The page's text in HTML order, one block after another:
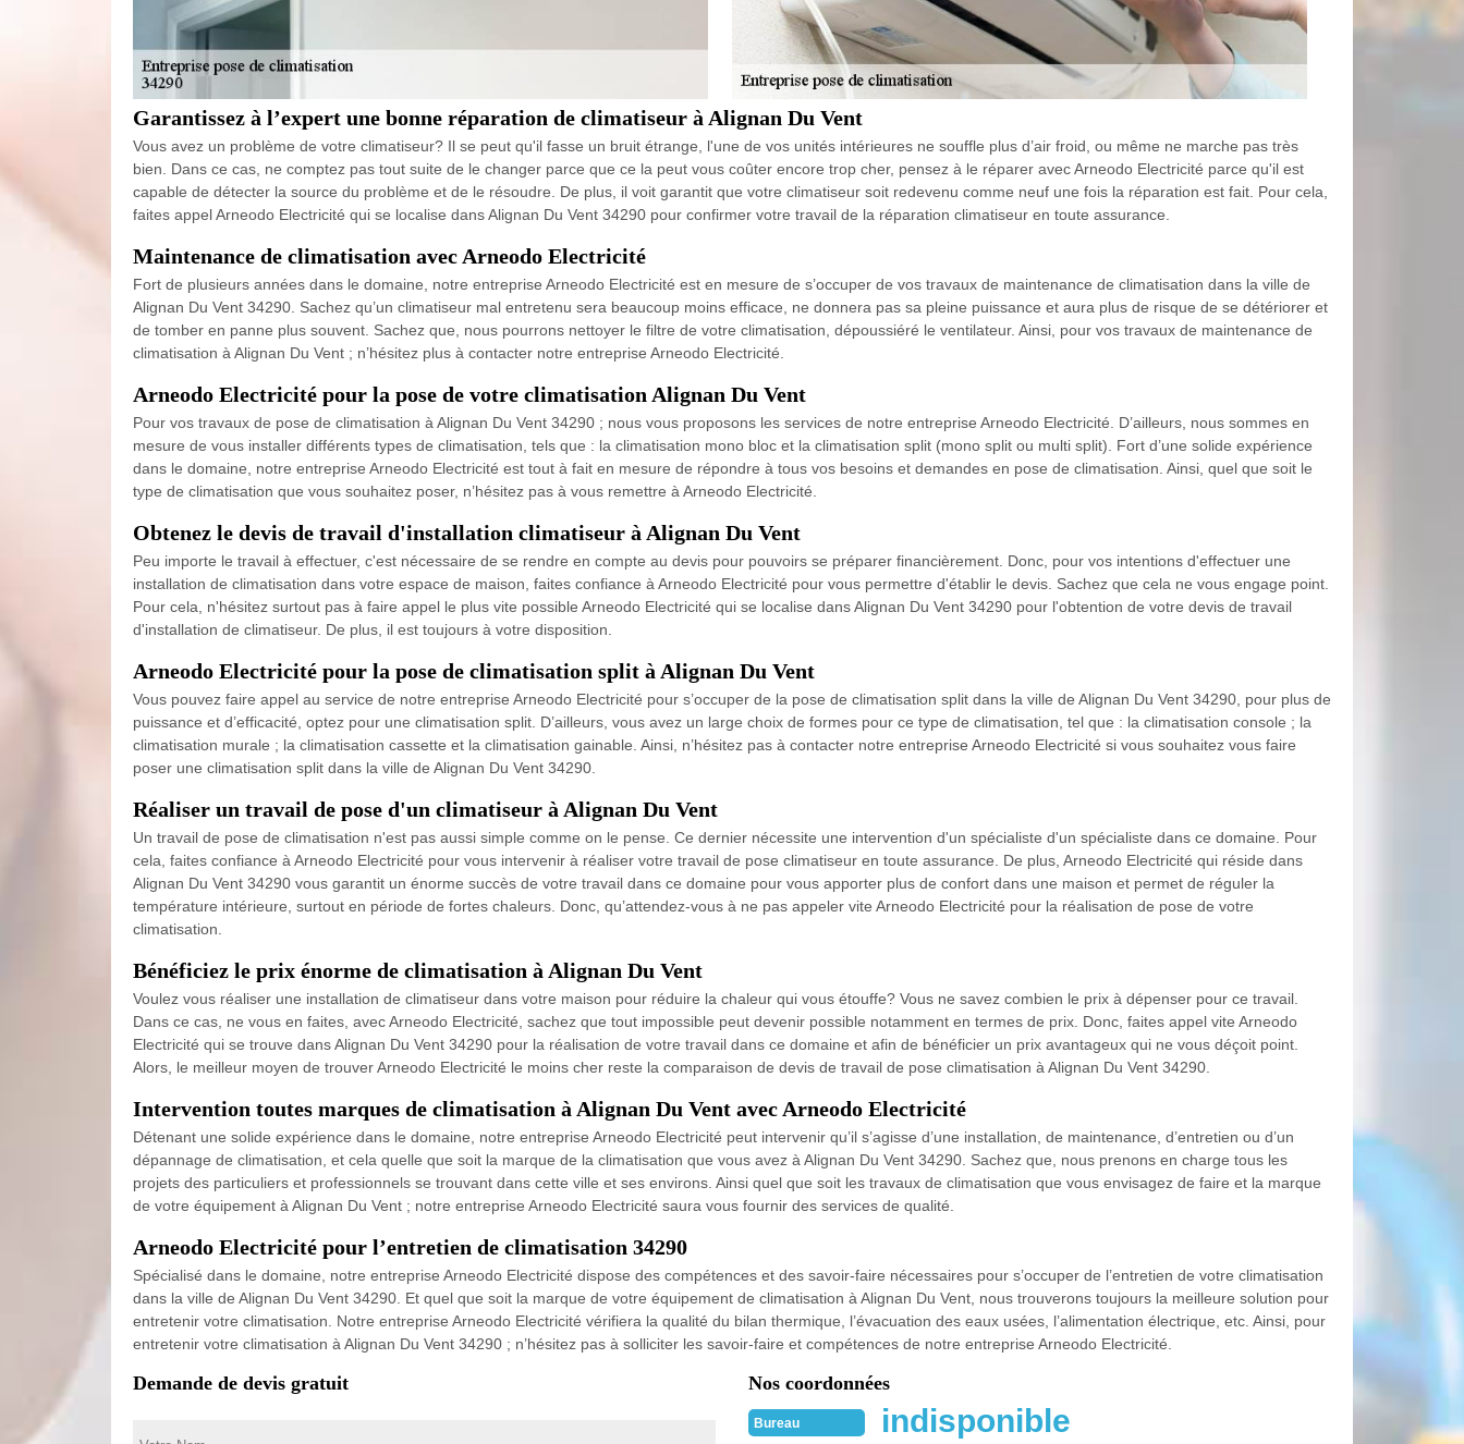
Garantissez à l’expert une bonne réparation de climatiseur à Alignan Du Vent
Vous avez un problème de votre climatiseur? Il se peut qu'il fasse un bruit étrange, l'une de vos unités intérieures ne souffle plus d’air froid, ou même ne marche pas très
bien. Dans ce cas, ne comptez pas tout suite de le changer parce que ce la peut vous coûter encore trop cher, pensez à le réparer avec Arneodo Electricité parce qu'il est
capable de détecter la source du problème et de le résoudre. De plus, il voit garantit que votre climatiseur soit redevenu comme neuf une fois la réparation est fait. Pour cela,
faites appel Arneodo Electricité qui se localise dans Alignan Du Vent 34290 pour confirmer votre travail de la réparation climatiseur en toute assurance.
Maintenance de climatisation avec Arneodo Electricité
Fort de plusieurs années dans le domaine, notre entreprise Arneodo Electricité est en mesure de s’occuper de vos travaux de maintenance de climatisation dans la ville de
Alignan Du Vent 34290. Sachez qu’un climatiseur mal entretenu sera beaucoup moins efficace, ne donnera pas sa pleine puissance et aura plus de risque de se détériorer et
de tomber en panne plus souvent. Sachez que, nous pourrons nettoyer le filtre de votre climatisation, dépoussiéré le ventilateur. Ainsi, pour vos travaux de maintenance de
climatisation à Alignan Du Vent ; n’hésitez plus à contacter notre entreprise Arneodo Electricité.
Arneodo Electricité pour la pose de votre climatisation Alignan Du Vent
Pour vos travaux de pose de climatisation à Alignan Du Vent 34290 ; nous vous proposons les services de notre entreprise Arneodo Electricité. D’ailleurs, nous sommes en
mesure de vous installer différents types de climatisation, tels que : la climatisation mono bloc et la climatisation split (mono split ou multi split). Fort d’une solide expérience
dans le domaine, notre entreprise Arneodo Electricité est tout à fait en mesure de répondre à tous vos besoins et demandes en pose de climatisation. Ainsi, quel que soit le
type de climatisation que vous souhaitez poser, n’hésitez pas à vous remettre à Arneodo Electricité.
Obtenez le devis de travail d'installation climatiseur à Alignan Du Vent
Peu importe le travail à effectuer, c'est nécessaire de se rendre en compte au devis pour pouvoirs se préparer financièrement. Donc, pour vos intentions d'effectuer une
installation de climatisation dans votre espace de maison, faites confiance à Arneodo Electricité pour vous permettre d'établir le devis. Sachez que cela ne vous engage point.
Pour cela, n'hésitez surtout pas à faire appel le plus vite possible Arneodo Electricité qui se localise dans Alignan Du Vent 34290 pour l'obtention de votre devis de travail
d'installation de climatiseur. De plus, il est toujours à votre disposition.
Arneodo Electricité pour la pose de climatisation split à Alignan Du Vent
Vous pouvez faire appel au service de notre entreprise Arneodo Electricité pour s’occuper de la pose de climatisation split dans la ville de Alignan Du Vent 34290, pour plus de
puissance et d’efficacité, optez pour une climatisation split. D’ailleurs, vous avez un large choix de formes pour ce type de climatisation, tel que : la climatisation console ; la
climatisation murale ; la climatisation cassette et la climatisation gainable. Ainsi, n’hésitez pas à contacter notre entreprise Arneodo Electricité si vous souhaitez vous faire
poser une climatisation split dans la ville de Alignan Du Vent 34290.
Réaliser un travail de pose d'un climatiseur à Alignan Du Vent
Un travail de pose de climatisation n'est pas aussi simple comme on le pense. Ce dernier nécessite une intervention d'un spécialiste d'un spécialiste dans ce domaine. Pour
cela, faites confiance à Arneodo Electricité pour vous intervenir à réaliser votre travail de pose climatiseur en toute assurance. De plus, Arneodo Electricité qui réside dans
Alignan Du Vent 34290 vous garantit un énorme succès de votre travail dans ce domaine pour vous apporter plus de confort dans une maison et permet de réguler la
température intérieure, surtout en période de fortes chaleurs. Donc, qu’attendez-vous à ne pas appeler vite Arneodo Electricité pour la réalisation de pose de votre
climatisation.
Bénéficiez le prix énorme de climatisation à Alignan Du Vent
Voulez vous réaliser une installation de climatiseur dans votre maison pour réduire la chaleur qui vous étouffe? Vous ne savez combien le prix à dépenser pour ce travail.
Dans ce cas, ne vous en faites, avec Arneodo Electricité, sachez que tout impossible peut devenir possible notamment en termes de prix. Donc, faites appel vite Arneodo
Electricité qui se trouve dans Alignan Du Vent 34290 pour la réalisation de votre travail dans ce domaine et afin de bénéficier un prix avantageux qui ne vous déçoit point.
Alors, le meilleur moyen de trouver Arneodo Electricité le moins cher reste la comparaison de devis de travail de pose climatisation à Alignan Du Vent 34290.
Intervention toutes marques de climatisation à Alignan Du Vent avec Arneodo Electricité
Détenant une solide expérience dans le domaine, notre entreprise Arneodo Electricité peut intervenir qu’il s’agisse d’une installation, de maintenance, d’entretien ou d’un
dépannage de climatisation, et cela quelle que soit la marque de la climatisation que vous avez à Alignan Du Vent 34290. Sachez que, nous prenons en charge tous les
projets des particuliers et professionnels se trouvant dans cette ville et ses environs. Ainsi quel que soit les travaux de climatisation que vous envisagez de faire et la marque
de votre équipement à Alignan Du Vent ; notre entreprise Arneodo Electricité saura vous fournir des services de qualité.
Arneodo Electricité pour l’entretien de climatisation 34290
Spécialisé dans le domaine, notre entreprise Arneodo Electricité dispose des compétences et des savoir-faire nécessaires pour s’occuper de l’entretien de votre climatisation
dans la ville de Alignan Du Vent 34290. Et quel que soit la marque de votre équipement de climatisation à Alignan Du Vent, nous trouverons toujours la meilleure solution pour
entretenir votre climatisation. Notre entreprise Arneodo Electricité vérifiera la qualité du bilan thermique, l’évacuation des eaux usées, l’alimentation électrique, etc. Ainsi, pour
entretenir votre climatisation à Alignan Du Vent 34290 ; n’hésitez pas à solliciter les savoir-faire et compétences de notre entreprise Arneodo Electricité.
Demande de devis gratuit Nos coordonnées
Bureau indisponible